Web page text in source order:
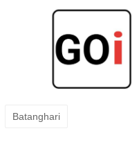
Batanghari